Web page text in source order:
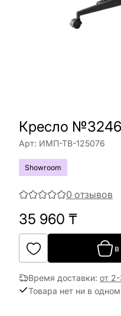
Кресло
Арт: ИМП-ТВ-125076
Showroom
0 отзывов
35 960 ₸
Время доставки: от
Товара нет ни в